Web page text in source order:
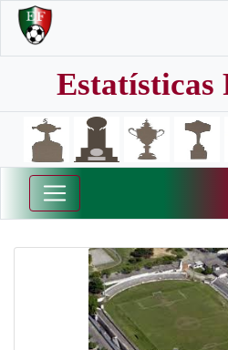
Estatísticas